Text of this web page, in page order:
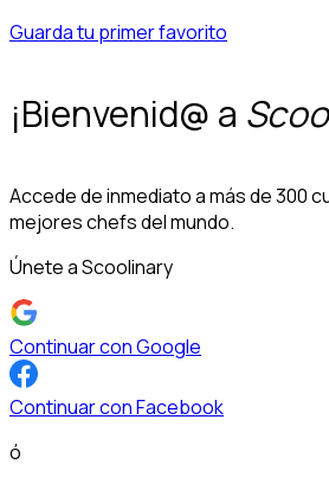
Guarda tu primer favorito
¡Bienvenid@ a
Accede de inmediato a más de 300
mejores chefs del mundo.
Únete a Scoolinary
Continuar con Google
Continuar con Facebook
ó